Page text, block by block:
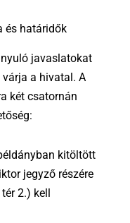
és határidők
javaslatokat
várja a hivatal. A
két csatornán
kitöltött
jegyző részére
2.) kell